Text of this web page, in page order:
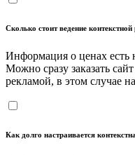
Сколько стоит ведение
Информация о ценах есть
Можно сразу заказать
рекламой, в этом случае
Как долго настраивается